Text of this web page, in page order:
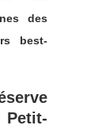
des
best-